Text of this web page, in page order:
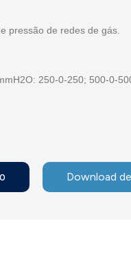
pressão de redes de gás.
250-0-250; 500-0-
Download